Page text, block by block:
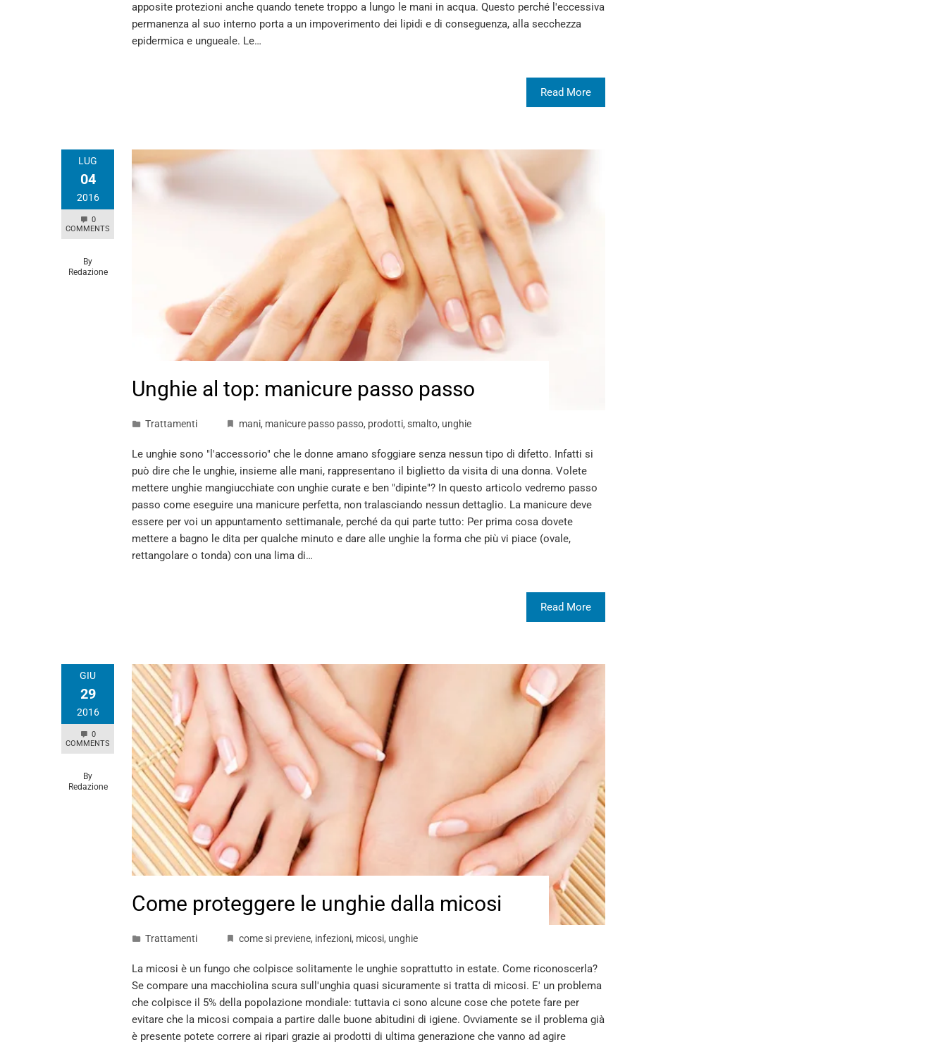
apposite protezioni anche quando tenete troppo a lungo le mani in acqua. Questo perché l'eccessiva
permanenza al suo interno porta a un impoverimento dei lipidi e di conseguenza, alla secchezza
epidermica e ungueale. Le…
Read More
LUG
04
2016
0
COMMENTS
By
Redazione
Unghie al top: manicure passo passo
Trattamenti mani, manicure passo passo, prodotti, smalto, unghie
Le unghie sono "l'accessorio" che le donne amano sfoggiare senza nessun tipo di difetto. Infatti si
può dire che le unghie, insieme alle mani, rappresentano il biglietto da visita di una donna. Volete
mettere unghie mangiucchiate con unghie curate e ben "dipinte"? In questo articolo vedremo passo
passo come eseguire una manicure perfetta, non tralasciando nessun dettaglio. La manicure deve
essere per voi un appuntamento settimanale, perché da qui parte tutto: Per prima cosa dovete
mettere a bagno le dita per qualche minuto e dare alle unghie la forma che più vi piace (ovale,
rettangolare o tonda) con una lima di…
Read More
GIU
29
2016
0
COMMENTS
By
Redazione
Come proteggere le unghie dalla micosi
Trattamenti come si previene, infezioni, micosi, unghie
La micosi è un fungo che colpisce solitamente le unghie soprattutto in estate. Come riconoscerla?
Se compare una macchiolina scura sull'unghia quasi sicuramente si tratta di micosi. E' un problema
che colpisce il 5% della popolazione mondiale: tuttavia ci sono alcune cose che potete fare per
evitare che la micosi compaia a partire dalle buone abitudini di igiene. Ovviamente se il problema già
è presente potete correre ai ripari grazie ai prodotti di ultima generazione che vanno ad agire